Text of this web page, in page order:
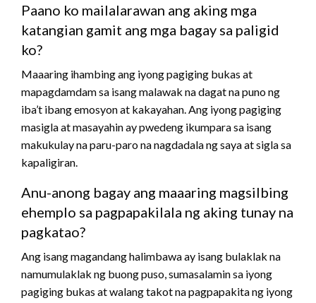
Paano ko mailalarawan ang aking mga
katangian gamit ang mga bagay sa paligid
ko?
Maaaring ihambing ang iyong pagiging bukas at
mapagdamdam sa isang malawak na dagat na puno ng
iba’t ibang emosyon at kakayahan. Ang iyong pagiging
masigla at masayahin ay pwedeng ikumpara sa isang
makukulay na paru-paro na nagdadala ng saya at sigla sa
kapaligiran.
Anu-anong bagay ang maaaring magsilbing
ehemplo sa pagpapakilala ng aking tunay na
pagkatao?
Ang isang magandang halimbawa ay isang bulaklak na
namumulaklak ng buong puso, sumasalamin sa iyong
pagiging bukas at walang takot na pagpapakita ng iyong